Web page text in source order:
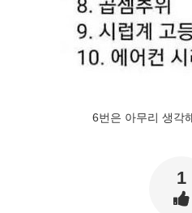
6번은 아무리 생각
1